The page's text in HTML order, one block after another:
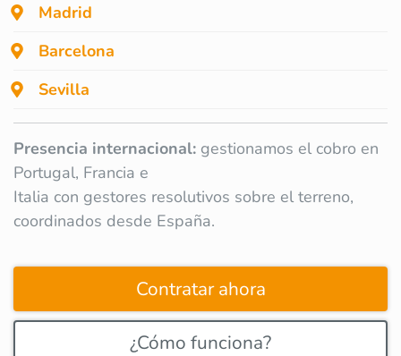
Madrid
Barcelona
Sevilla
Presencia internacional: gestionamos el cobro en
Portugal, Francia e
Italia con gestores resolutivos sobre el terreno,
coordinados desde España.
Contratar ahora
¿Cómo funciona?